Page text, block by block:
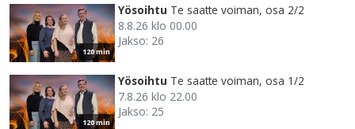
120 min
Yösoihtu Te saatte voiman, osa 2/2
8.8.26 klo 00.00
Jakso: 26
120 min
Yösoihtu Te saatte voiman, osa 1/2
7.8.26 klo 22.00
Jakso: 25